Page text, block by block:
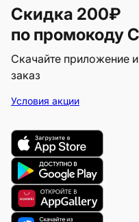
Скидка 200₽
по промокоду
Скачайте приложение
заказ
Условия акции